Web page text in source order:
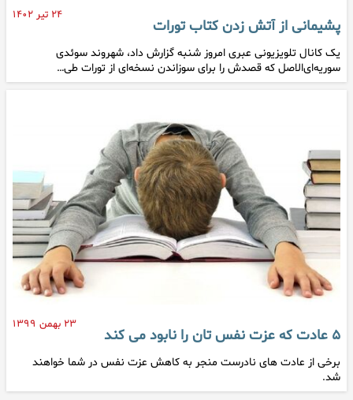
۲۴ تیر ۱۴۰۲
پشیمانی از آتش زدن کتاب تورات
یک کانال تلویزیونی عبری امروز شنبه گزارش داد، شهروند سوئدی
سوریه‌ای‌الاصل که قصدش را برای سوزاندن نسخه‌ای از تورات طی…
۲۳ بهمن ۱۳۹۹
۵ عادت که عزت نفس تان را نابود می کند
برخی از عادت های نادرست منجر به کاهش عزت نفس در شما خواهند
شد.